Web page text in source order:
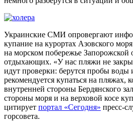
Украинские СМИ опровергают
купание на курортах Азовского
на морском побережье Запорожской
отдыхающих. «У нас пляжи не
идут проверки: берутся пробы воды
рекомендуется купаться на пляжах,
внутренней стороны Бердянского
стороны моря и на верховой косе
цитирует портал «Сегодня» пресс-
горсовета.